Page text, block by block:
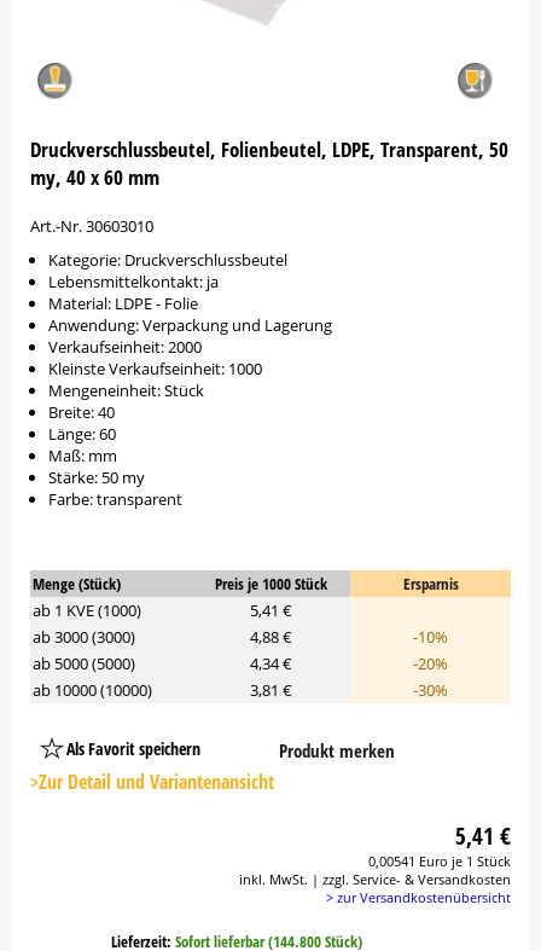
Druckverschlussbeutel, Folienbeutel, LDPE, Transparent, 50
my, 40 x 60 mm
Art.-Nr. 30603010
Kategorie: Druckverschlussbeutel
Lebensmittelkontakt: ja
Material: LDPE - Folie
Anwendung: Verpackung und Lagerung
Verkaufseinheit: 2000
Kleinste Verkaufseinheit: 1000
Mengeneinheit: Stück
Breite: 40
Länge: 60
Maß: mm
Stärke: 50 my
Farbe: transparent
Menge (Stück) Preis je 1000 Stück
Ersparnis
ab 1 KVE (1000)
5,41 €
ab 3000 (3000)
4,88 €
-10%
ab 5000 (5000)
4,34 €
-20%
ab 10000 (10000)
3,81 € -30%
Als Favorit speichern
Platzhalter
Button
Produkt merken
>Zur Detail und Variantenansicht
5,41 €
0,00541 Euro je 1 Stück
inkl. MwSt. | zzgl. Service- & Versandkosten
> zur Versandkostenübersicht
Lieferzeit: Sofort lieferbar (144.800 Stück)